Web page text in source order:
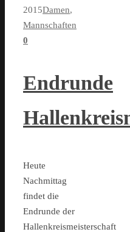
2015Damen,
Mannschaften
0
Endrunde
Heute
Nachmittag
findet die
Endrunde der
Hallenkreismeisterschaft